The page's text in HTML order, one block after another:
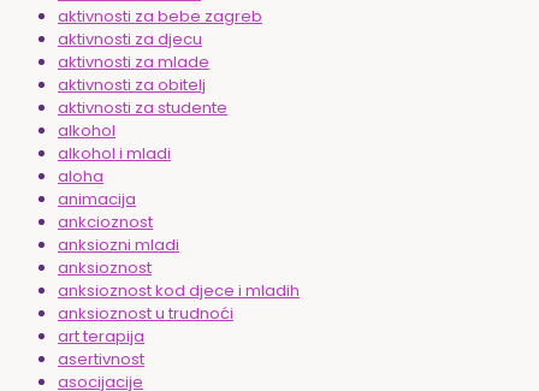
aktivnosti za bebe zagreb
aktivnosti za djecu
aktivnosti za mlade
aktivnosti za obitelj
aktivnosti za studente
alkohol
alkohol i mladi
aloha
animacija
ankcioznost
anksiozni mladi
anksioznost
anksioznost kod djece i mladih
anksioznost u trudnoći
art terapija
asertivnost
asocijacije